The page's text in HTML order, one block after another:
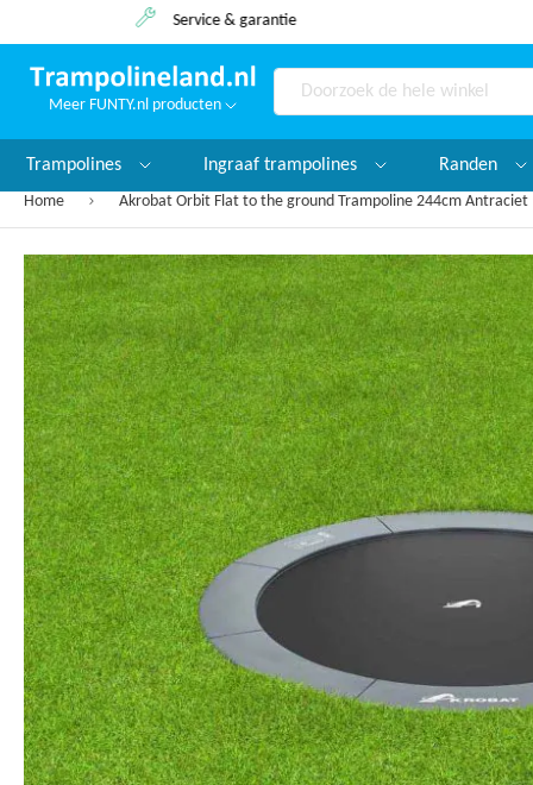
Home Akrobat Orbit Flat to the ground Trampoline 244cm Antraciet
Ga
naar
het
einde
van
de
afbeeldingen-
gallerij
Service & garantie
Meer FUNTY.nl producten
Search
Trampolines Ingraaf trampolines Randen